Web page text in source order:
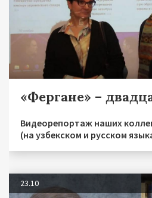
«Фергане» –
Видеорепортаж наших
(на узбекском и русском
23.10